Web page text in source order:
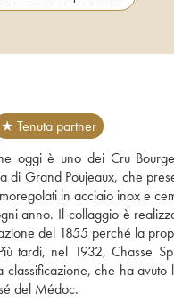
★ Tenuta partner
oggi è uno dei Cru
di Grand Poujeaux, che
in acciaio inox e
anno. Il collaggio è
del 1855 perché la
tardi, nel 1932, Chasse
classificazione, che ha avuto
del Médoc.